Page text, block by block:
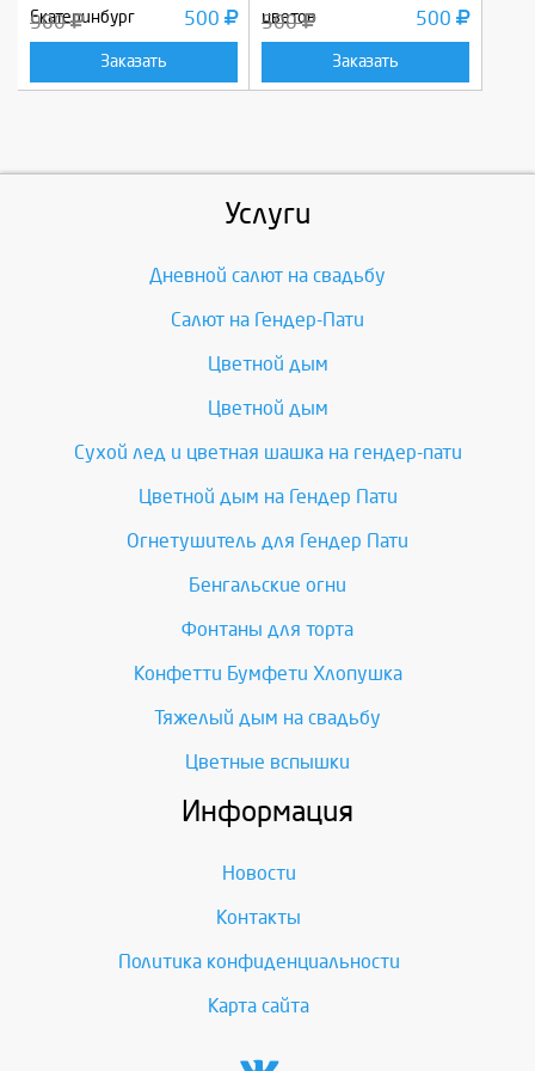
Екатеринбург
900 500
Заказать
цветов
500 500
Заказать
Услуги
Дневной салют на свадьбу
Салют на Гендер-Пати
Цветной дым
Цветной дым
Сухой лед и цветная шашка на гендер-пати
Цветной дым на Гендер Пати
Огнетушитель для Гендер Пати
Бенгальские огни
Фонтаны для торта
Конфетти Бумфети Хлопушка
Тяжелый дым на свадьбу
Цветные вспышки
Информация
Новости
Контакты
Политика конфиденциальности
Карта сайта